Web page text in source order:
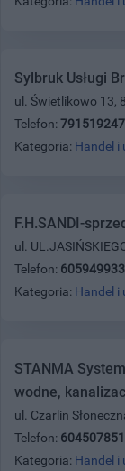
Sylbruk Usługi
ul. Świetlikowo 13,
Telefon: 791519247
Kategoria: Handel i
F.H.SANDI-
ul.
Telefon: 605949933
Kategoria: Handel i
STANMA
wodne,
ul. Czarlin
Telefon:
Kategoria: Handel i